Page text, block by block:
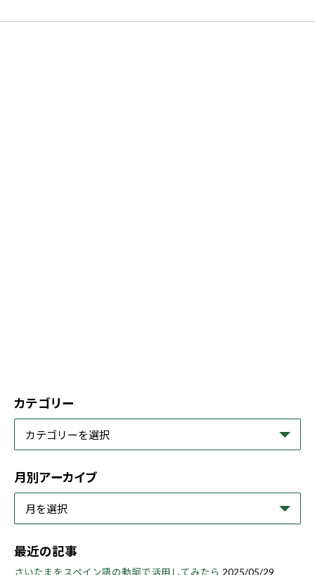
カテゴリー
月別アーカイブ
最近の記事
さいたまをスペイン語の動詞で活用してみたら 2025/05/29